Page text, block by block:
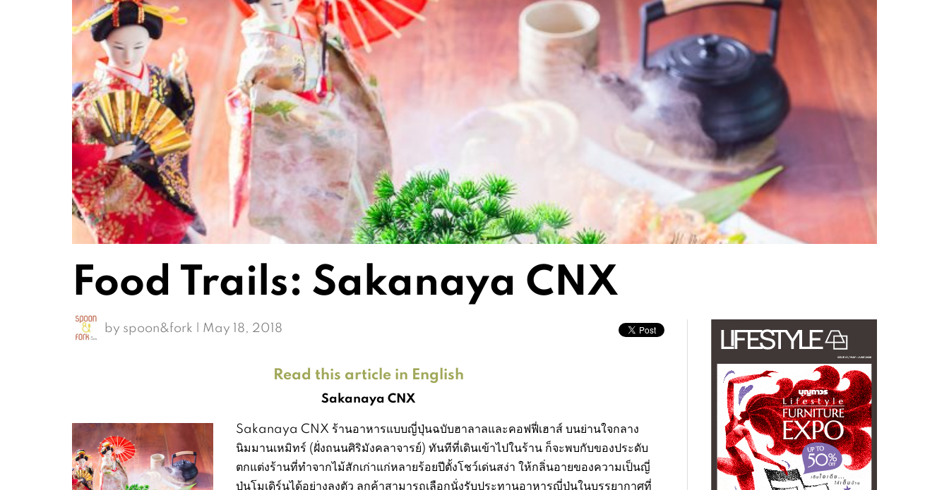
Food Trails: Sakanaya CNX
by spoon&fork | May 18, 2018
Read this article in English
Sakanaya CNX
Sakanaya CNX ร้านอาหารแบบญี่ปุ่นฉบับฮาลาลและคอฟฟี่เฮาส์ บนย่านใจกลาง
นิมมานเหมิทร์ (ฝั่งถนนศิริมังคลาจารย์) ทันทีที่เดินเข้าไปในร้าน ก็จะพบกับของประดับ
ตกแต่งร้านที่ทำจากไม้สักเก่าแก่หลายร้อยปีตั้งโชว์เด่นสง่า ให้กลิ่นอายของความเป็นญี่
ปุ่นโมเดิร์นได้อย่างลงตัว ลูกค้าสามารถเลือกนั่งรับประทานอาหารญี่ปุ่นในบรรยากาศที่